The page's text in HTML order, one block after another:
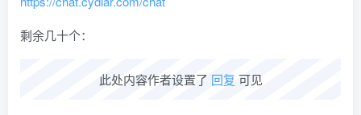
剩余几十个：
此处内容作者设置了 回复 可见